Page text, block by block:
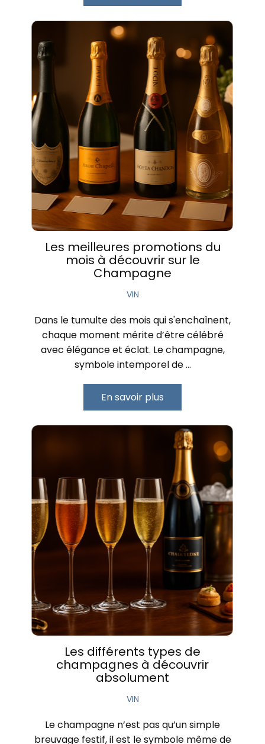
Les meilleures promotions du
mois à découvrir sur le
Champagne
VIN
Dans le tumulte des mois qui s'enchaînent,
chaque moment mérite d’être célébré
avec élégance et éclat. Le champagne,
symbole intemporel de …
En savoir plus
Les différents types de
champagnes à découvrir
absolument
VIN
Le champagne n’est pas qu’un simple
breuvage festif, il est le symbole même de